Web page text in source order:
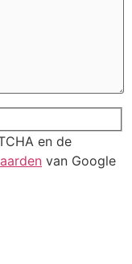
en de
van Google